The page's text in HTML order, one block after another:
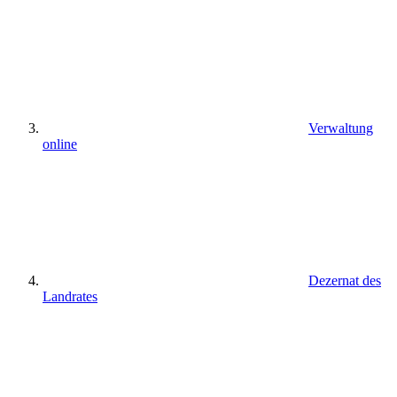
Verwaltung
online
Dezernat des
Landrates